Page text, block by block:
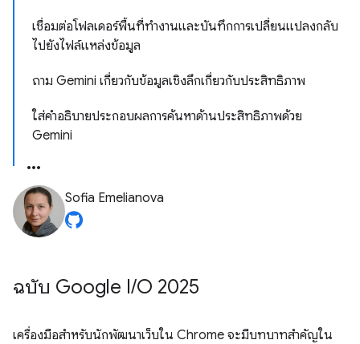
เชื่อมต่อโฟลเดอร์พื้นที่ทำงานและบันทึกการเปลี่ยนแปลงกลับ
ไปยังไฟล์แหล่งข้อมูล
ถาม Gemini เกี่ยวกับข้อมูลเชิงลึกเกี่ยวกับประสิทธิภาพ
ใส่คำอธิบายประกอบผลการค้นหาด้านประสิทธิภาพด้วย
Gemini
Sofia Emelianova
ฉบับ Google I/O 2025
เครื่องมือสำหรับนักพัฒนาเว็บใน Chrome จะมีบทบาทสำคัญใน